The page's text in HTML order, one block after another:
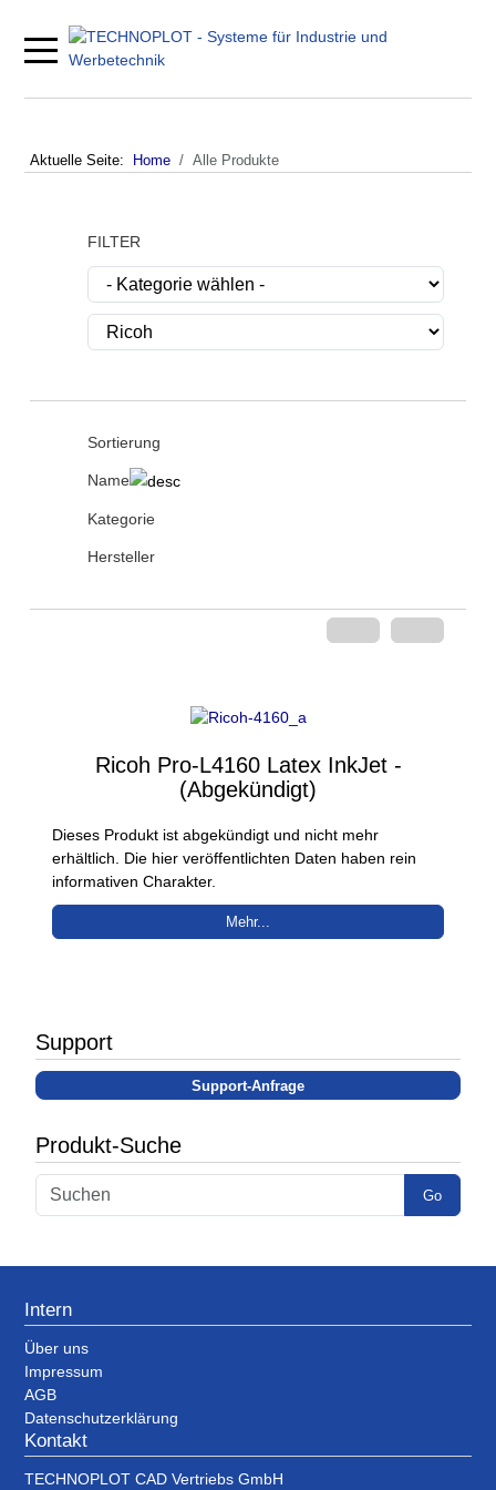
Mobile Menu Toggle
Aktuelle Seite: Home Alle Produkte
FILTER
Sortierung
Name
Kategorie
Hersteller
Ricoh Pro-L4160 Latex InkJet -
(Abgekündigt)
Dieses Produkt ist abgekündigt und nicht mehr
erhältlich. Die hier veröffentlichten Daten haben rein
informativen Charakter.
Mehr...
Support
Support-Anfrage
Produkt-Suche
Go
Intern
Über uns
Impressum
AGB
Datenschutzerklärung
Kontakt
TECHNOPLOT CAD Vertriebs GmbH